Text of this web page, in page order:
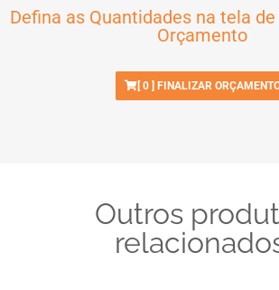
Defina as Quantidades na tela
Orçamento
[ 0] FINALIZAR
Outros